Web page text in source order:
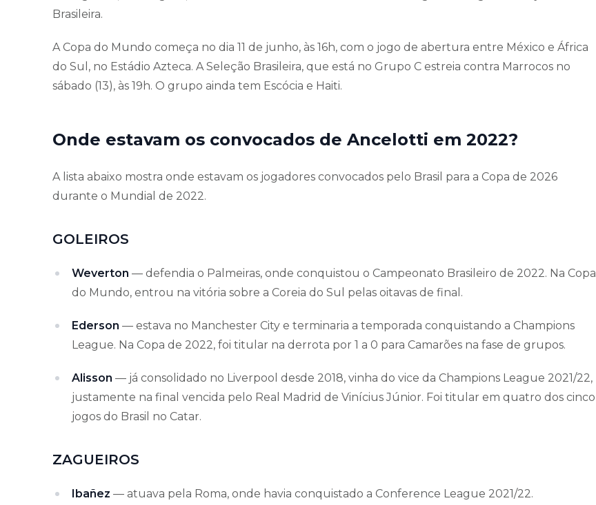
Brasileira.
A Copa do Mundo começa no dia 11 de junho, às 16h, com o jogo de abertura entre México e África
do Sul, no Estádio Azteca. A Seleção Brasileira, que está no Grupo C estreia contra Marrocos no
sábado (13), às 19h. O grupo ainda tem Escócia e Haiti.
Onde estavam os convocados de Ancelotti em 2022?
A lista abaixo mostra onde estavam os jogadores convocados pelo Brasil para a Copa de 2026
durante o Mundial de 2022.
GOLEIROS
Weverton — defendia o Palmeiras, onde conquistou o Campeonato Brasileiro de 2022. Na Copa
do Mundo, entrou na vitória sobre a Coreia do Sul pelas oitavas de final.
Ederson — estava no Manchester City e terminaria a temporada conquistando a Champions
League. Na Copa de 2022, foi titular na derrota por 1 a 0 para Camarões na fase de grupos.
Alisson — já consolidado no Liverpool desde 2018, vinha do vice da Champions League 2021/22,
justamente na final vencida pelo Real Madrid de Vinícius Júnior. Foi titular em quatro dos cinco
jogos do Brasil no Catar.
ZAGUEIROS
Ibañez — atuava pela Roma, onde havia conquistado a Conference League 2021/22.